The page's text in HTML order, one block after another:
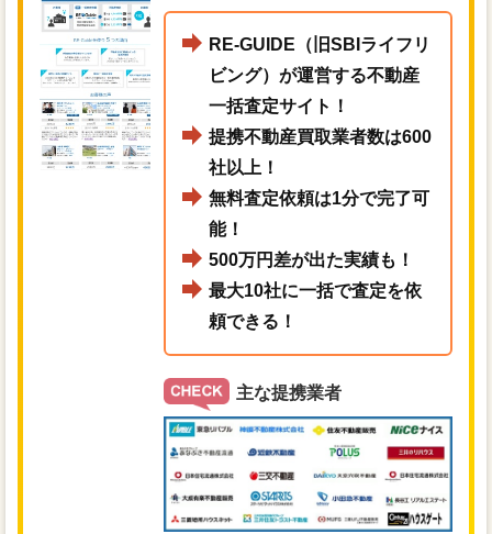
RE-GUIDE（旧SBIライフリ
ビング）が運営する不動産
一括査定サイト！
提携不動産買取業者数は600
社以上！
無料査定依頼は1分で完了可
能！
500万円差が出た実績も！
最大10社に一括で査定を依
頼できる！
主な提携業者